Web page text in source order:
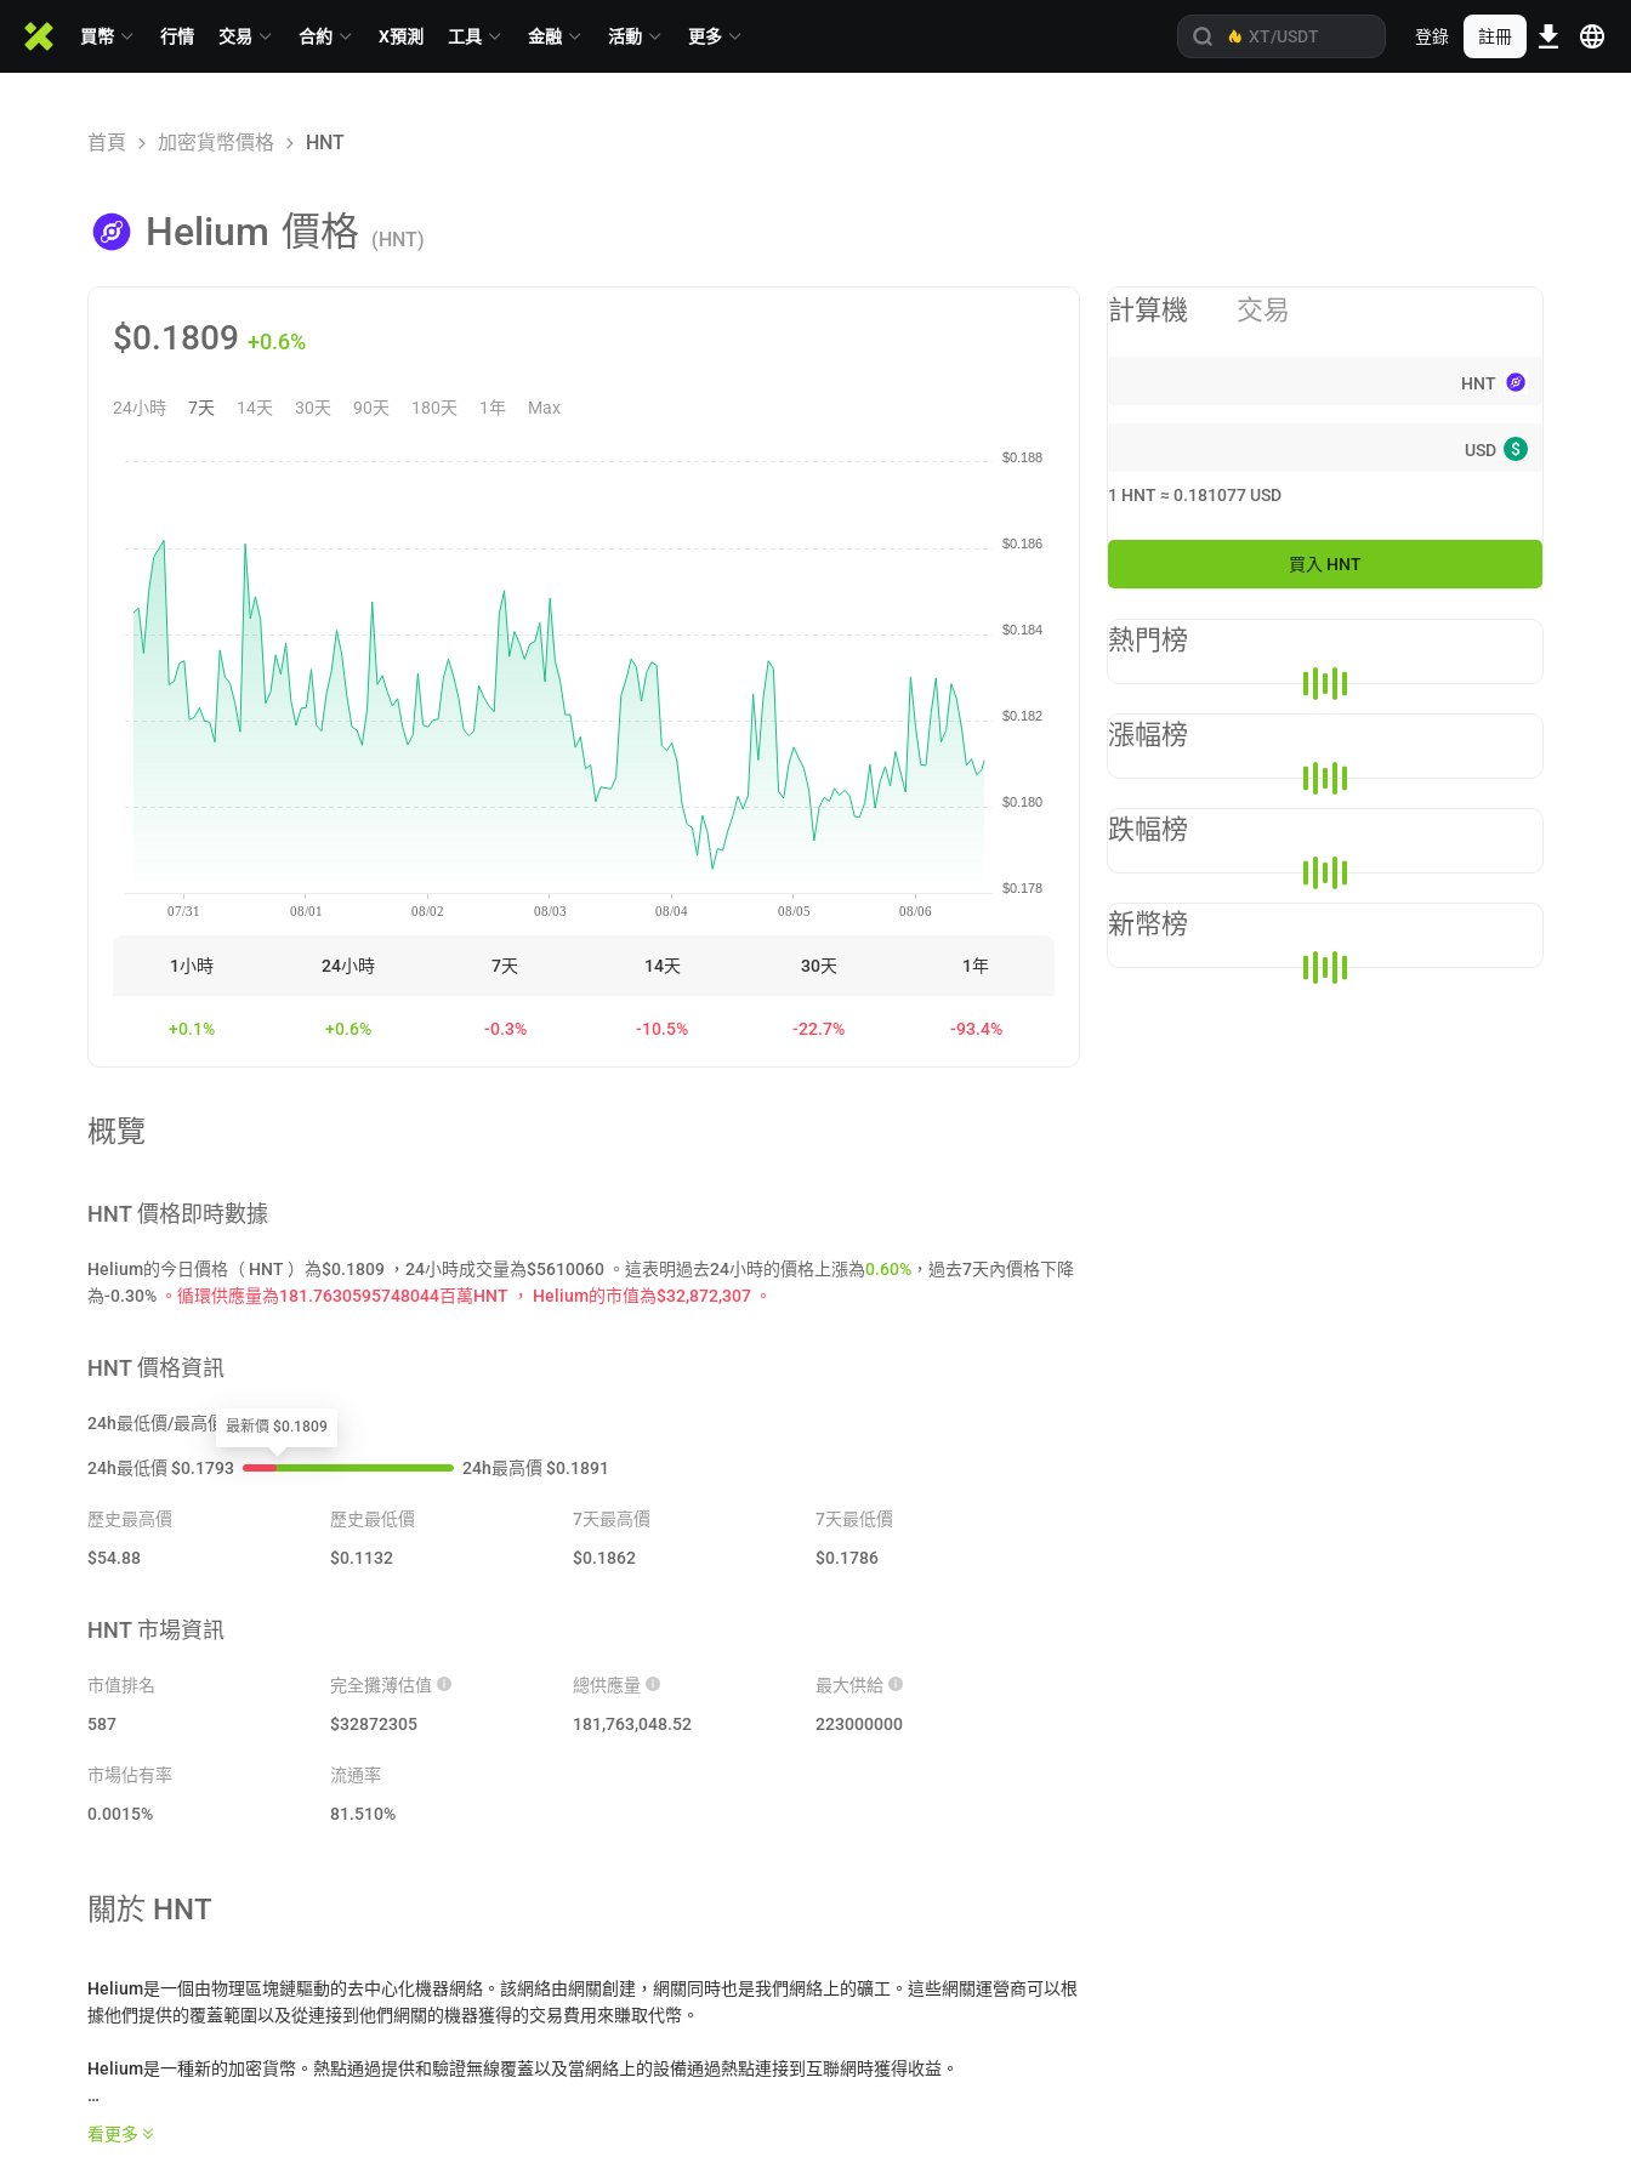
買幣 行情 交易 合約 X預測 工具 金融 活動 更多 登錄 註冊
首頁 加密貨幣價格 HNT
Helium 價格 (HNT)
$0.1809 +0.6%
24小時 7天 14天 30天 90天 180天 1年 Max
07/31 08/01 08/02 08/03 08/04 08/05 08/06
$0.178
$0.180
$0.182
$0.184
$0.186
$0.188
1小時 24小時 7天 14天 30天 1年
+0.1% +0.6% -0.3% -10.5% -22.7% -93.4%
概覽
HNT價格即時數據
Helium的今日價格（ HNT ）為$0.1809 ，24小時成交量為$5610060 。這表明過去24小時的價格上漲為0.60% ，過去7天內價格下降
為-0.30% 。循環供應量為181.7630595748044百萬HNT ， Helium的市值為$32,872,307 。
HNT價格資訊
24h最低價/最高價
24h最低價 $0.1793
最新價 $0.1809
24h最高價 $0.1891
歷史最高價
$54.88
歷史最低價
$0.1132
7天最高價
$0.1862
7天最低價
$0.1786
HNT 市場資訊
市值排名
587
完全攤薄估值
$32872305
總供應量
181,763,048.52
最大供給
223000000
市場佔有率
0.0015%
流通率
81.510%
關於 HNT
Helium是一個由物理區塊鏈驅動的去中心化機器網絡。該網絡由網關創建，網關同時也是我們網絡上的礦工。這些網關運營商可以根
據他們提供的覆蓋範圍以及從連接到他們網關的機器獲得的交易費用來賺取代幣。
Helium是一種新的加密貨幣。熱點通過提供和驗證無線覆蓋以及當網絡上的設備通過熱點連接到互聯網時獲得收益。
Helium被挖掘並分配給熱點所有者、Helium Inc和投資者。Helium沒有預挖，每個月大約會鑄造5,000,000個新的Helium。
看更多
計算機 交易
HNT
USD $
1 HNT≈0.181077 USD
買入 HNT
熱門榜
漲幅榜
跌幅榜
新幣榜